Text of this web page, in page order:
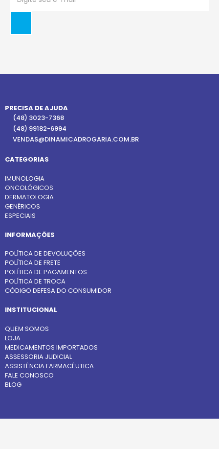
PRECISA DE AJUDA
(48) 3023-7368
(48) 99182-6994
VENDAS@DINAMICADROGARIA.COM.BR
CATEGORIAS
IMUNOLOGIA
ONCOLÓGICOS
DERMATOLOGIA
GENÉRICOS
ESPECIAIS
INFORMAÇÕES
POLÍTICA DE DEVOLUÇÕES
POLÍTICA DE FRETE
POLÍTICA DE PAGAMENTOS
POLÍTICA DE TROCA
CÓDIGO DEFESA DO CONSUMIDOR
INSTITUCIONAL
QUEM SOMOS
LOJA
MEDICAMENTOS IMPORTADOS
ASSESSORIA JUDICIAL
ASSISTÊNCIA FARMACÊUTICA
FALE CONOSCO
BLOG